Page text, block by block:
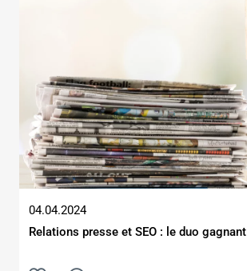
04.04.2024
Relations presse et SEO : le duo gagnant